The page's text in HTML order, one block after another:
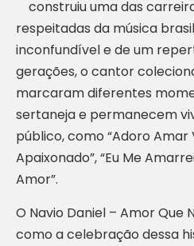
construiu uma das
respeitadas da música
inconfundível e de um
gerações, o cantor
marcaram diferentes
sertaneja e permanecem
público, como “Adoro Amar
Apaixonado”, “Eu Me
Amor”.
O Navio Daniel – Amor Que
como a celebração dessa